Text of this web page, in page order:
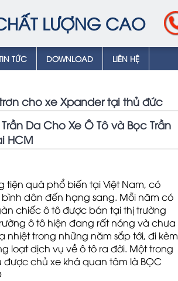
LƯỢNG CAO
TỨC DOWNLOAD LIÊN HỆ
cho xe Xpander tại thủ đức
Da Cho Xe Ô Tô và Bọc Trần
HCM
tiện quá phổ biến tại Việt Nam, có
dân đến hạng sang. Mỗi năm có
chiếc ô tô được bán tại thị trường
ô tô hiện đang rất nóng và chưa
nhiệt trong những năm sắp tới, đi kèm
loạt dịch vụ về ô tô ra đời. Một trong
được chủ xe khá quan tâm là BỌC